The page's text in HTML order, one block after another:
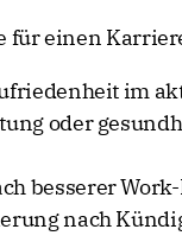
für einen
im
oder
besserer
nach